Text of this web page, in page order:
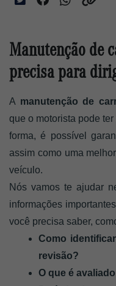
Manutenção de
precisa para
A manutenção de
que o motorista pode
forma, é possível
assim como uma
veículo.
Nós vamos te ajudar
informações
você precisa saber,
Como
revisão?
O que é